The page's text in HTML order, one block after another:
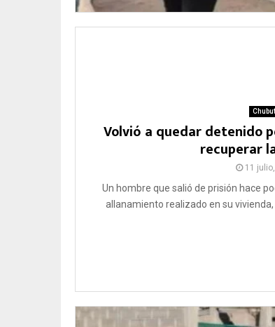
Chubut
Volvió a quedar detenido
recuperar
11
Un hombre que salió de prisión hace
allanamiento realizado en su vivienda,